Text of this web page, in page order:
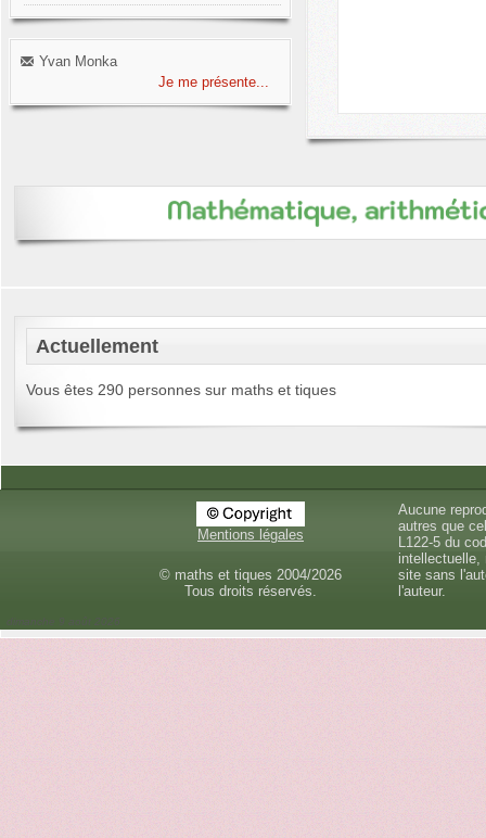
Yvan Monka
Je me présente...
Actuellement
Vous êtes 290 personnes sur maths et tiques
Mentions légales
© maths et tiques 2004/2026
Tous droits réservés.
Aucune
autres que
L122-5 du
intellectuelle,
site sans
l'auteur.